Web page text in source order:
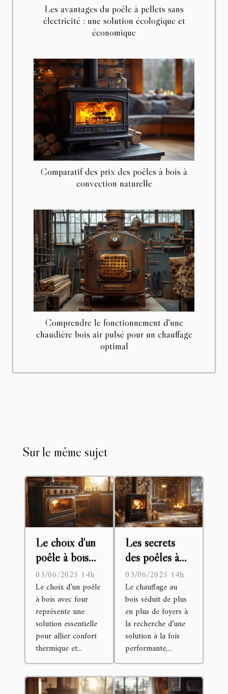
Les avantages du poêle à pellets sans
électricité : une solution écologique et
économique
Comparatif des prix des poêles à bois à
convection naturelle
Comprendre le fonctionnement d'une
chaudière bois air pulsé pour un chauffage
optimal
Sur le même sujet
Le choix d'un
poêle à bois
avec four :
guide complet
sur les options
et avantages
du poêle à bois
four avec
plaque de
cuisson
03/06/2025 14h
Le choix d’un poêle
à bois avec four
représente une
solution essentielle
pour allier confort
thermique et...
Les secrets
des poêles à
bois Bruno :
un chauffage
efficace et
écologique
03/06/2025 14h
Le chauffage au
bois séduit de plus
en plus de foyers à
la recherche d’une
solution à la fois
performante,...